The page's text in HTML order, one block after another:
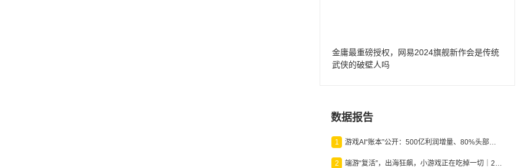
金庸最重磅授权，网易2024旗舰新作会是传统
武侠的破壁人吗
数据报告
1 游戏AI“账本”公开：500亿利润增量、80%头部入局，谁在闷声发财？
2 端游“复活”，出海狂飙，小游戏正在吃掉一切｜2026上半年产业报告